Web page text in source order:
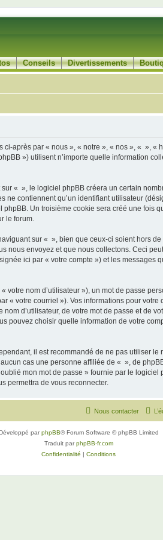
Conseils Divertissements
après par « nous », « notre », « nos », « », «
») utilisent n’importe quelle information
« », le logiciel phpBB créera un certain
contiennent qu’un identifiant utilisateur
Un troisième cookie sera créé une fois
le forum.
sur « », bien que ceux-ci soient hors
envoyez et que nous collectons. Ceci
ici par « votre compte ») et les messages
nom d’utilisateur »), un mot de passe
« votre courriel »). Vos informations pour
d’utilisateur, de votre mot de passe et de
pouvez choisir quelle information de votre
il est recommandé de ne pas utiliser
cas une personne affiliée de « », de
mon mot de passe » fournie par le
permettra de vous reconnecter.
Nous contacter
parphpBB® Forum Software © phpBB Limited
Traduit parphpBB-fr.com
Confidentialité | Conditions